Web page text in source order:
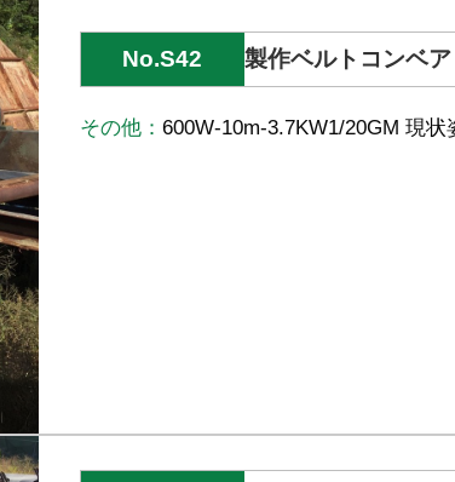
No.S42 製作ベルトコンベア
その他：600W-10m-3.7KW1/20GM 現状